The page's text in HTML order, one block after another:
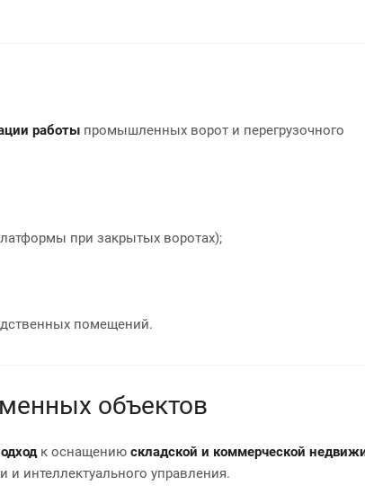
работы промышленных ворот и перегрузочного
при закрытых воротах);
помещений.
объектов
к оснащению складской и коммерческой
интеллектуального управления.